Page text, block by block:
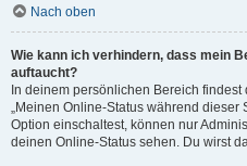
Nach oben
Wie kann ich verhindern, dass mein
auftaucht?
In deinem persönlichen Bereich
„Meinen Online-Status während dieser
Option einschaltest, können nur
deinen Online-Status sehen. Du wirst